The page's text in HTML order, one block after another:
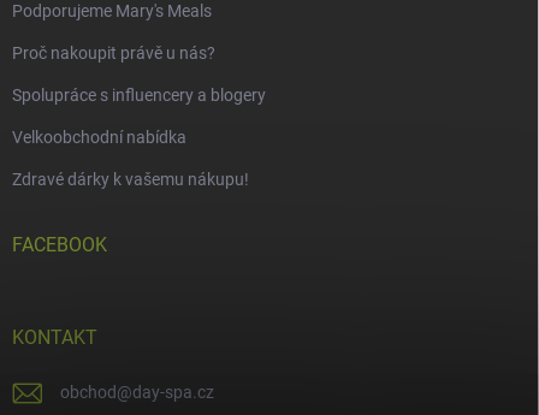
Podporujeme Mary's Meals
Proč nakoupit právě u nás?
Spolupráce s influencery a blogery
Velkoobchodní nabídka
Zdravé dárky k vašemu nákupu!
FACEBOOK
KONTAKT
obchod@day-spa.cz